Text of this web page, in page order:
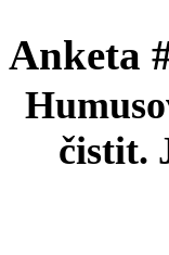
Anketa
čistit.